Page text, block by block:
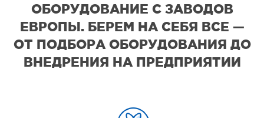
ОБОРУДОВАНИЕ С ЗАВОДОВ
ЕВРОПЫ. БЕРЕМ НА СЕБЯ ВСЕ —
ОТ ПОДБОРА ОБОРУДОВАНИЯ ДО
ВНЕДРЕНИЯ НА ПРЕДПРИЯТИИ